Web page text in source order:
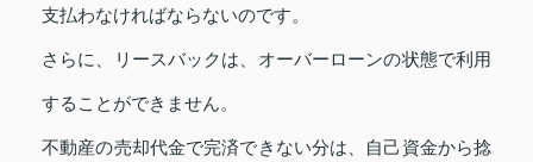
支払わなければならないのです。
さらに、リースバックは、オーバーローンの状態で利用
することができません。
不動産の売却代金で完済できない分は、自己資金から捻